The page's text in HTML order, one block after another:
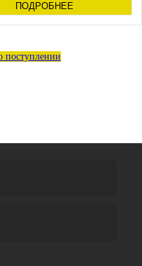
ПОДРОБНЕЕ
поступлении